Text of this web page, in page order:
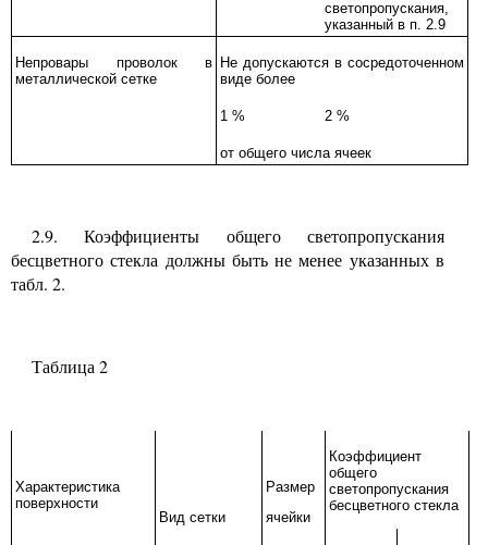
светопропускания,
указанный в п. 2.9
Непровары проволок в
металлической сетке
Не допускаются в сосредоточенном
виде более
1 % 2 %
от общего числа ячеек
2.9. Коэффициенты общего светопропускания
бесцветного стекла должны быть не менее указанных в
табл. 2.
Таблица 2
Характеристика
поверхности
Вид сетки
Размер
ячейки
Коэффициент
общего
светопропускания
бесцветного стекла